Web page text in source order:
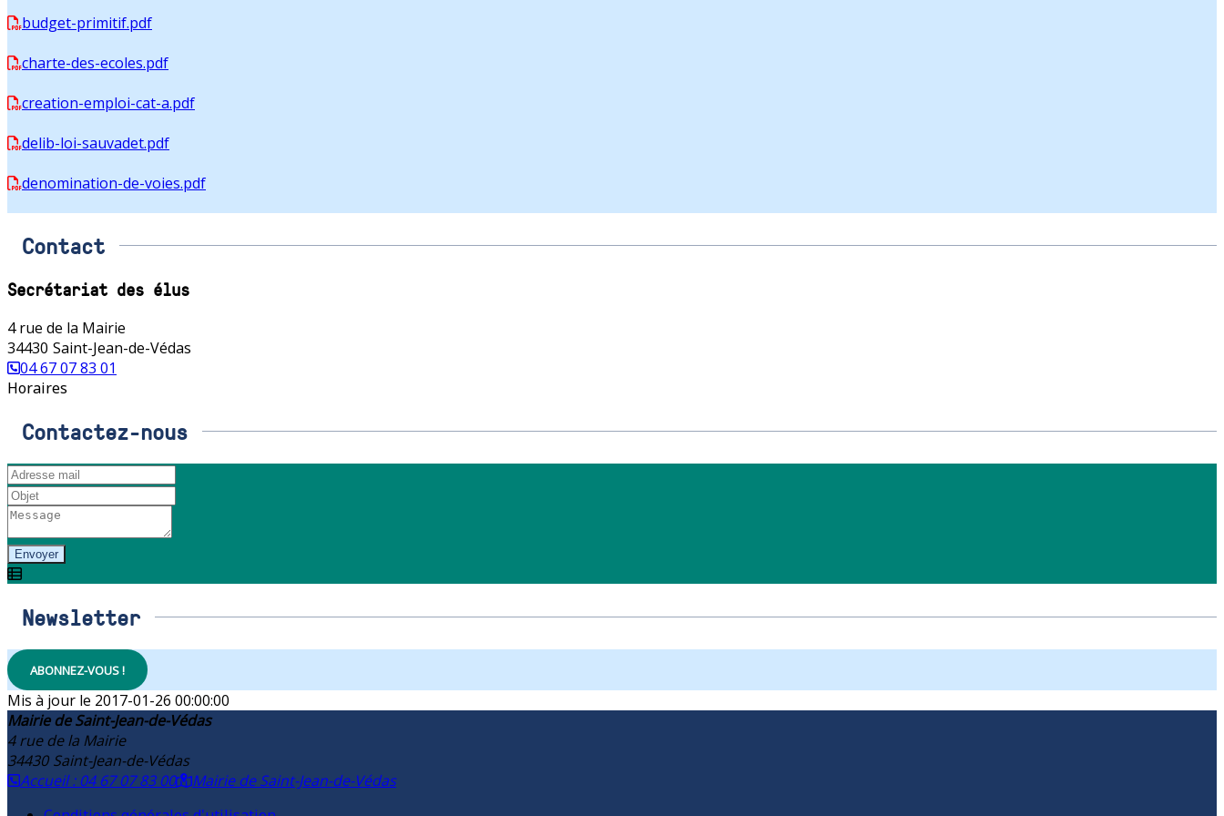
budget-primitif.pdf
charte-des-ecoles.pdf
creation-emploi-cat-a.pdf
delib-loi-sauvadet.pdf
denomination-de-voies.pdf
Contact
Secrétariat des élus
4 rue de la Mairie
34430 Saint-Jean-de-Védas
04 67 07 83 01
Horaires
Contactez-nous
Envoyer
Newsletter
ABONNEZ-VOUS !
2017-01-26 00:00:00
Mairie de Saint-Jean-de-Védas
4 rue de la Mairie
34430 Saint-Jean-de-Védas
Accueil : 04 67 07 83 00
Mairie de Saint-Jean-de-Védas